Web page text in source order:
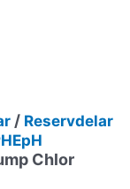
/ Reservdelar
Chlor